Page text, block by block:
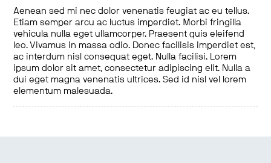
Aenean sed mi nec dolor venenatis feugiat ac eu tellus.
Etiam semper arcu ac luctus imperdiet. Morbi fringilla
vehicula nulla eget ullamcorper. Praesent quis eleifend
leo. Vivamus in massa odio. Donec facilisis imperdiet est,
ac interdum nisl consequat eget. Nulla facilisi. Lorem
ipsum dolor sit amet, consectetur adipiscing elit. Nulla a
dui eget magna venenatis ultrices. Sed id nisl vel lorem
elementum malesuada.